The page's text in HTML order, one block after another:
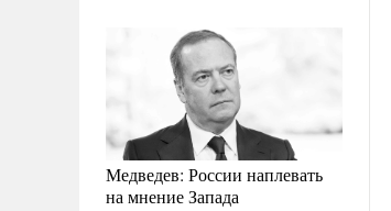
Медведев: России наплевать
на мнение Запада